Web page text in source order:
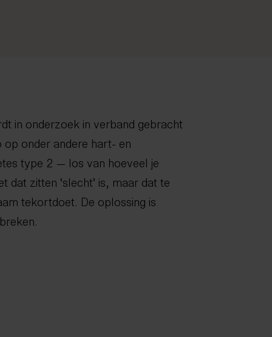
in onderzoek in verband gebracht
op onder andere hart- en
type 2 — los van hoeveel je
dat zitten ‘slecht’ is, maar dat te
tekortdoet. De oplossing is